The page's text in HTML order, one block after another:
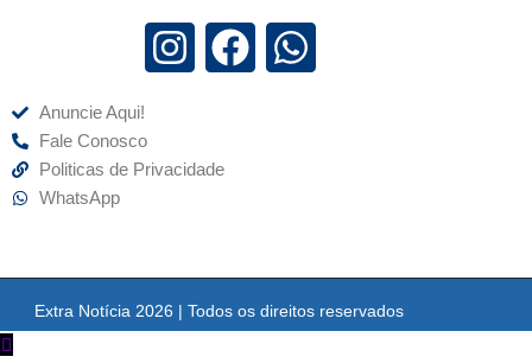
Anuncie Aqui!
Fale Conosco
Politicas de Privacidade
WhatsApp
Extra Notícia 2026 | Todos os direitos reservados